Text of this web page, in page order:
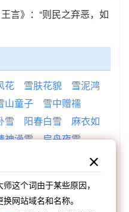
言》：“则民之弃恶，如
花 雪肤花貌
雪泥鸿
山童子
雪中赠襦
雪 阳春白雪
麻衣如
神澡雪
扁舟夜雪
自愧不
立相如
擒纵自如
说 如负山蚊
如嚼鸡
师这个词由于某些原因，
换网站域名和名称。